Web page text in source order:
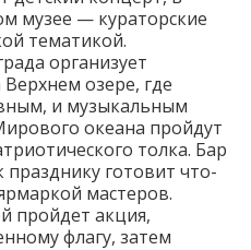
музее — кураторские
тематикой.
организует
Верхнем озере, где
и музыкальным
океана пройдут
толка. Бар
празднику готовит что-
мастеров.
пройдет акция,
флагу, затем